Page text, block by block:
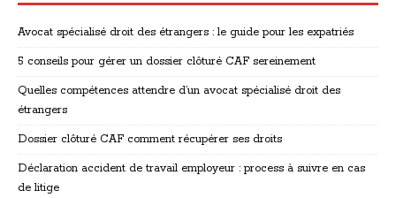
Avocat spécialisé droit des étrangers : le guide pour les expatriés
5 conseils pour gérer un dossier clôturé CAF sereinement
Quelles compétences attendre d’un avocat spécialisé droit des
étrangers
Dossier clôturé CAF comment récupérer ses droits
Déclaration accident de travail employeur : process à suivre en cas
de litige